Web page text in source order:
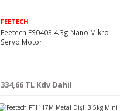
FEETECH
Feetech FS0403 4.3g Nano Mikro
Servo Motor
334,66 TL Kdv Dahil